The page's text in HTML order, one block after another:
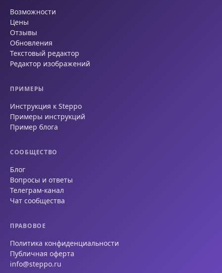
Возможности
Цены
Отзывы
Обновления
Текстовый редактор
Редактор изображений
ПРИМЕРЫ
Инструкция к Steppo
Примеры инструкций
Пример блога
СООБЩЕСТВО
Блог
Вопросы и ответы
Телеграм-канал
Чат сообщества
ПРАВОВОЕ
Политика конфиденциальности
Публичная оферта
info@steppo.ru